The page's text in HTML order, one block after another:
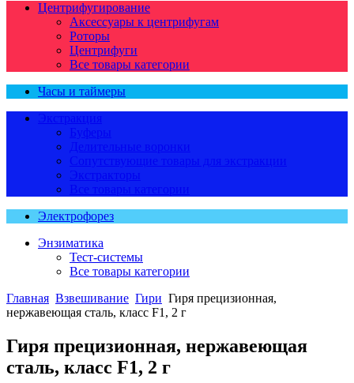
Центрифугирование
Аксессуары к центрифугам
Роторы
Центрифуги
Все товары категории
Часы и таймеры
Экстракция
Буферы
Делительные воронки
Сопутствующие товары для экстракции
Экстракторы
Все товары категории
Электрофорез
Энзиматика
Тест-системы
Все товары категории
Главная Взвешивание Гири Гиря прецизионная,
нержавеющая сталь, класс F1, 2 г
Гиря прецизионная, нержавеющая
сталь, класс F1, 2 г